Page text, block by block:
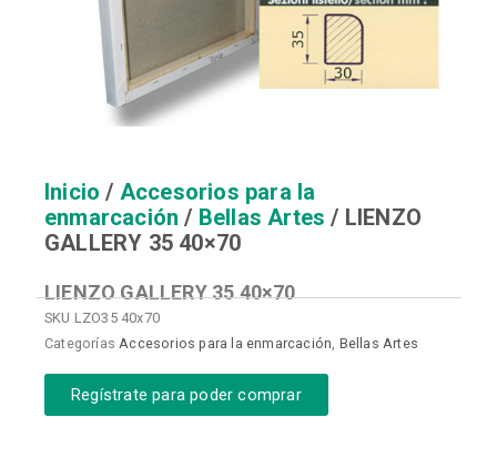
Inicio / Accesorios para la
enmarcación / Bellas Artes / LIENZO
GALLERY 35 40×70
LIENZO GALLERY 35 40×70
SKU LZO35 40x70
Categorías Accesorios para la enmarcación, Bellas Artes
Regístrate para poder comprar